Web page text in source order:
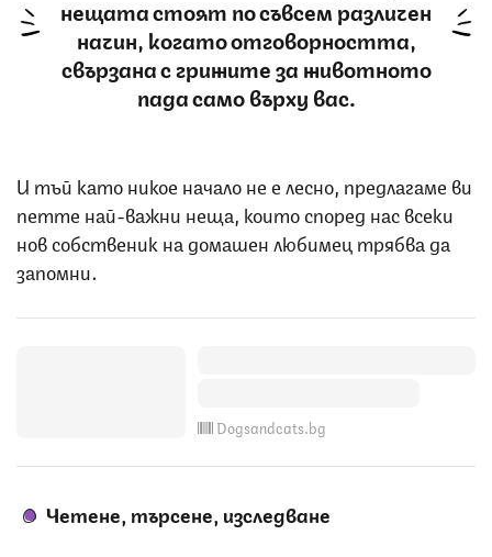
нещата стоят по съвсем различен
начин, когато отговорността,
свързана с грижите за животното
пада само върху вас.
И тъй като никое начало не е лесно, предлагаме ви
петте най-важни неща, които според нас всеки
нов собственик на домашен любимец трябва да
запомни.
Dogsandcats.bg
Четене, търсене, изследване